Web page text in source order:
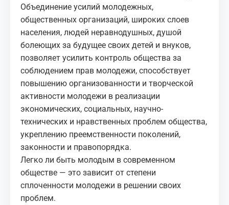
Объединение усилий молодежных,
общественных организаций, широких слоев
населения, людей неравнодушных, душой
болеющих за будущее своих детей и внуков,
позволяет усилить контроль общества за
соблюдением прав молодежи, способствует
повышению организованности и творческой
активности молодежи в реализации
экономических, социальных, научно-
технических и нравственных проблем общества,
укреплению преемственности поколений,
законности и правопорядка.
Легко ли быть молодым в современном
обществе — это зависит от степени
сплоченности молодежи в решении своих
проблем.